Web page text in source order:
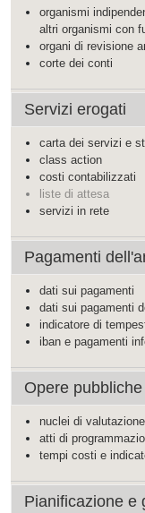
organismi
altri organismi con
organi di revisione
corte dei conti
Servizi erogati
carta dei servizi e
class action
costi contabilizzati
liste di attesa
servizi in rete
Pagamenti
dati sui pagamenti
dati sui pagamenti
indicatore di
iban e pagamenti
Opere pubbliche
nuclei di
atti di
tempi costi e
Pianificazione e